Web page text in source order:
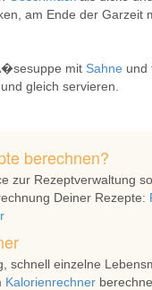
am Ende der Garzeit
mit Sahne und
gleich servieren.
berechnen?
zur Rezeptverwaltung
Deiner Rezepte:
schnell einzelne
Kalorienrechner